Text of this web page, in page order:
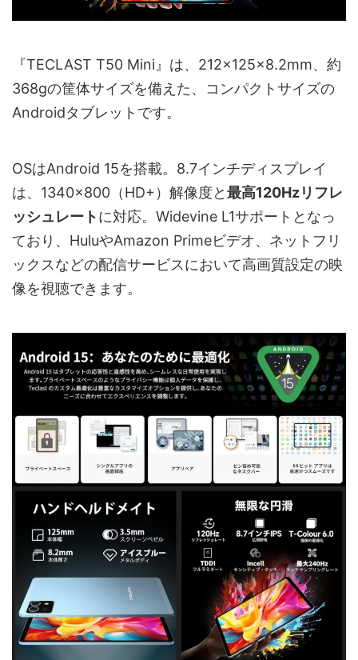
『TECLAST T50 Mini』は、212×125×8.2mm、約
368gの筐体サイズを備えた、コンパクトサイズの
Androidタブレットです。
OSはAndroid 15を搭載。8.7インチディスプレイ
は、1340×800（HD+）解像度と最高120Hzリフレ
ッシュレートに対応。Widevine L1サポートとなっ
ており、HuluやAmazon Primeビデオ、ネットフリ
ックスなどの配信サービスにおいて高画質設定の映
像を視聴できます。